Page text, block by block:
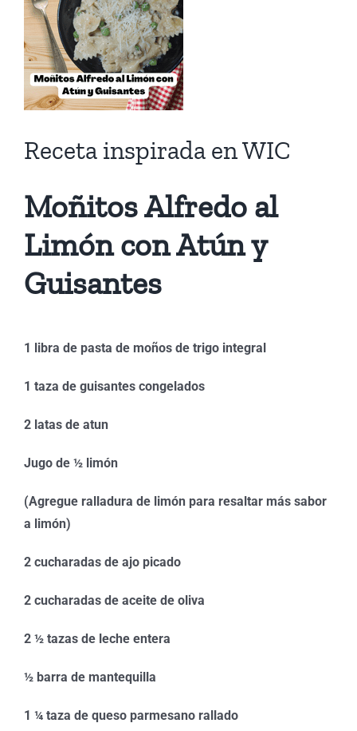
Receta inspirada en WIC
Moñitos Alfredo al
Limón con Atún y
Guisantes
1 libra de pasta de moños de trigo integral
1 taza de guisantes congelados
2 latas de atun
Jugo de ½ limón
(Agregue ralladura de limón para resaltar más sabor
a limón)
2 cucharadas de ajo picado
2 cucharadas de aceite de oliva
2 ½ tazas de leche entera
½ barra de mantequilla
1 ¼ taza de queso parmesano rallado